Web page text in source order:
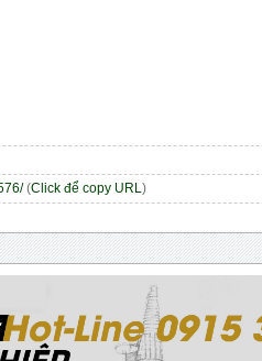
(Click để copy URL)